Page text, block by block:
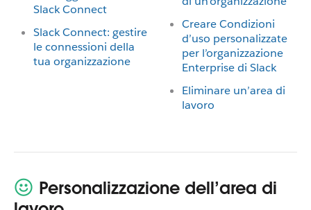
Slack Connect
Slack Connect: gestire
le connessioni della
tua organizzazione
Creare Condizioni
d’uso personalizzate
per l’organizzazione
Enterprise di Slack
Eliminare un’area di
lavoro
Personalizzazione dell’area di